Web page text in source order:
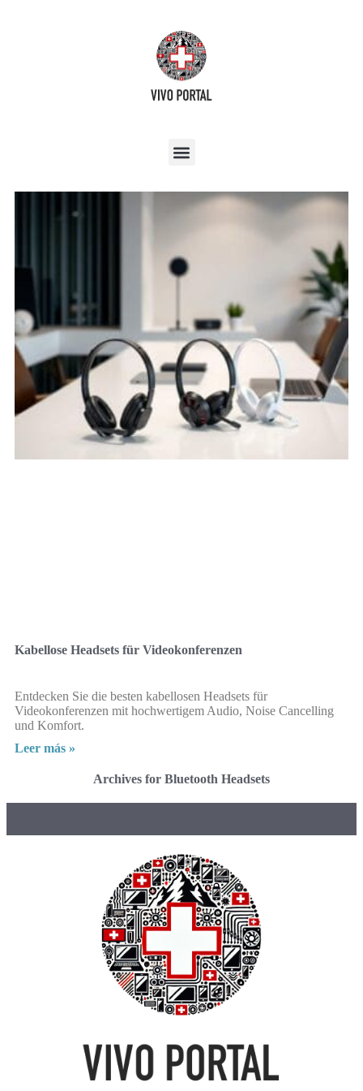
Kabellose Headsets für Videokonferenzen
Entdecken Sie die besten kabellosen Headsets für
Videokonferenzen mit hochwertigem Audio, Noise Cancelling
und Komfort.
Leer más »
Archives for Bluetooth Headsets